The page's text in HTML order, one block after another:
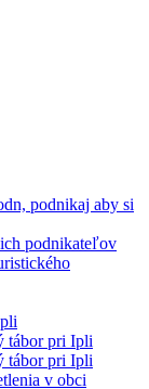
podnikaj aby si
podnikateľov
tábor pri Ipli
tábor pri Ipli
v obci